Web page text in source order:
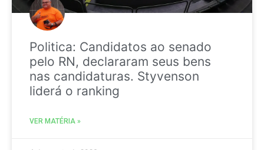
Politica: Candidatos ao senado
pelo RN, declararam seus bens
nas candidaturas. Styvenson
liderá o ranking
VER MATÉRIA »